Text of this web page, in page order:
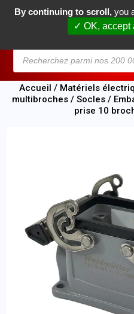
Accueil / Matériels
multibroches/ Socles /
prise 10
By continuing to scroll, you
✓ OK, accept